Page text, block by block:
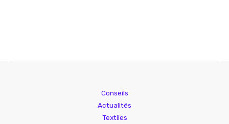
Conseils
Actualités
Textiles